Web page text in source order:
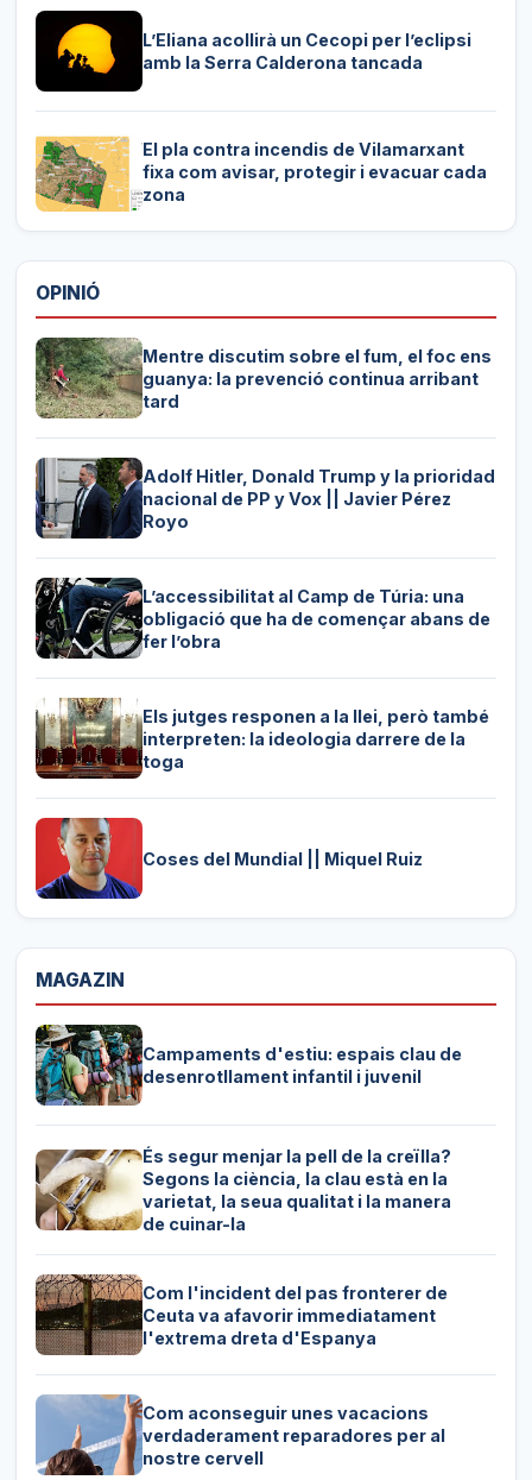
L’Eliana acollirà un Cecopi per l’eclipsi
amb la Serra Calderona tancada
El pla contra incendis de Vilamarxant
fixa com avisar, protegir i evacuar cada
zona
OPINIÓ
Mentre discutim sobre el fum, el foc ens
guanya: la prevenció continua arribant
tard
Adolf Hitler, Donald Trump y la prioridad
nacional de PP y Vox || Javier Pérez
Royo
L’accessibilitat al Camp de Túria: una
obligació que ha de començar abans de
fer l’obra
Els jutges responen a la llei, però també
interpreten: la ideologia darrere de la
toga
Coses del Mundial || Miquel Ruiz
MAGAZIN
Campaments d'estiu: espais clau de
desenrotllament infantil i juvenil
És segur menjar la pell de la creïlla?
Segons la ciència, la clau està en la
varietat, la seua qualitat i la manera
de cuinar-la
Com l'incident del pas fronterer de
Ceuta va afavorir immediatament
l'extrema dreta d'Espanya
Com aconseguir unes vacacions
verdaderament reparadores per al
nostre cervell